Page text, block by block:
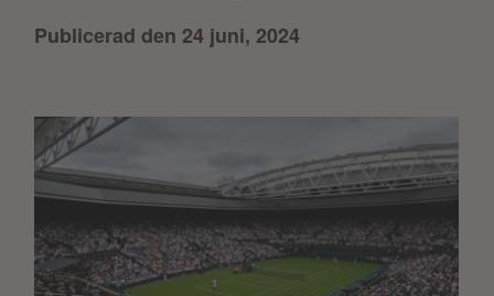
Publicerad den 24 juni, 2024